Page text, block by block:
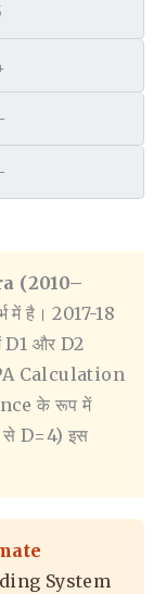
(2010–
है। 2017-18
और D2
Calculation
के रूप में
से D=4) इस
System